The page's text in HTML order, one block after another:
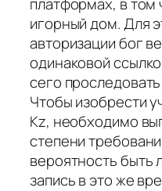
игорный дом. Для
авторизации бог
одинаковой
сего
Чтобы изобрести
Kz, необходимо
степени
вероятность быть
запись в это же